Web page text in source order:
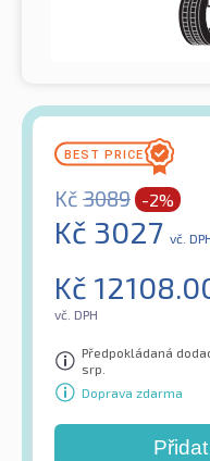
Kč 3089 -2%
Kč 3027 vč.
Kč
vč. DPH
Předpokládaná
srp.
Doprava zdarma